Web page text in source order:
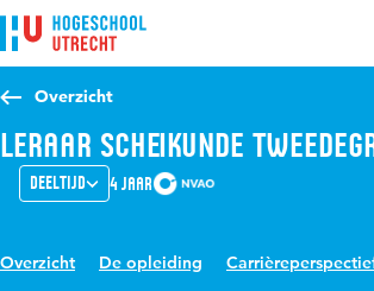
Direct naar de inhoud
Direct naar de hoofdnavigatie
Direct naar de zoekfunctie
Overzicht
Leraar Scheikunde
Deeltijd 4 jaar
Overzicht De opleiding